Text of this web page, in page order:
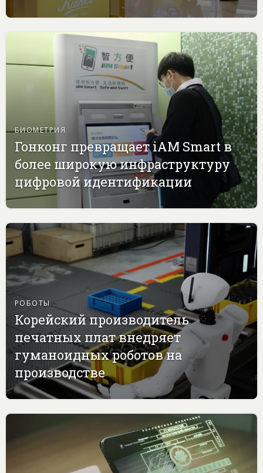
БИОМЕТРИЯ
Гонконг превращает iAM Smart в
более широкую инфраструктуру
цифровой идентификации
РОБОТЫ
Корейский производитель
печатных плат внедряет
гуманоидных роботов на
производстве